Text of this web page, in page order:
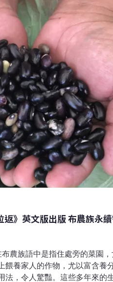
》英文版出版 布農族永
農族語中是指住處旁的菜園
餵養家人的作物，尤以富含養
法，令人驚豔。這些多年來的